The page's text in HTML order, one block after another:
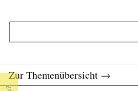
Zur Themenübersicht →